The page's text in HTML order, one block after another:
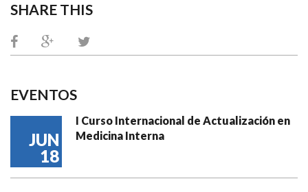
SHARE THIS
EVENTOS
JUN
18
I Curso Internacional de Actualización en
Medicina Interna